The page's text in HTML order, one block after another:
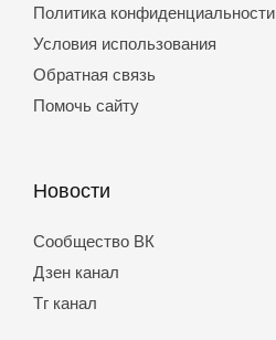
Политика конфиденциальности
Условия использования
Обратная связь
Помочь сайту
Новости
Сообщество ВК
Дзен канал
Тг канал